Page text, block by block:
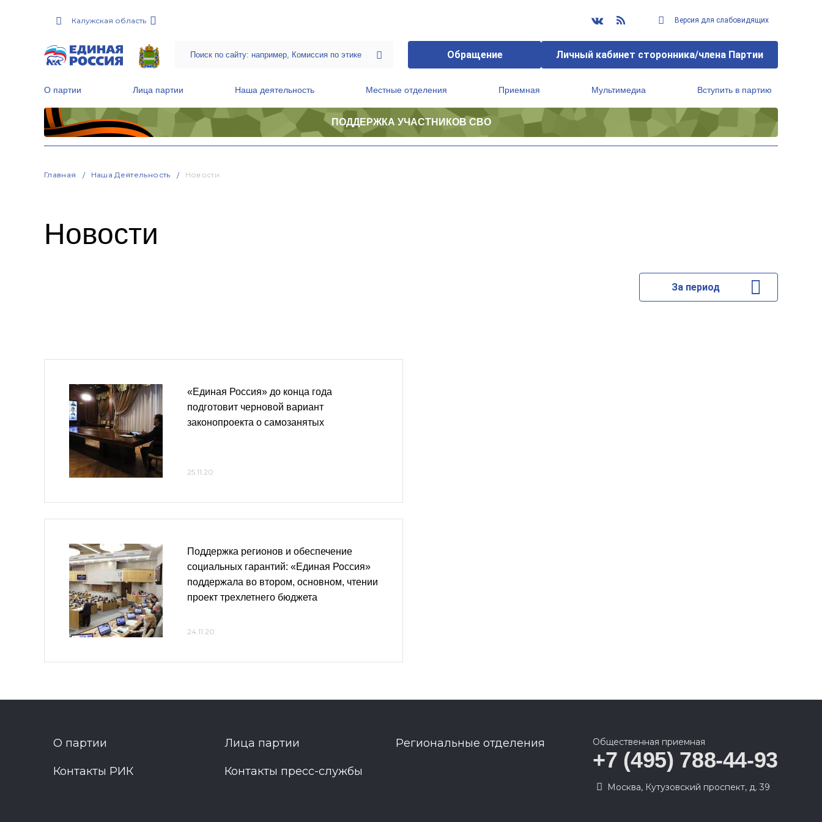
Калужская область Версия для слабовидящих
Обращение Личный кабинет сторонника/члена Партии
О партии Лица партии Наша деятельность Местные отделения Приемная Мультимедиа Вступить в партию
ПОДДЕРЖКА УЧАСТНИКОВ СВО
Главная Наша Деятельность Новости
Новости
За период
«Единая Россия» до конца года
подготовит черновой вариант
законопроекта о самозанятых
25.11.20
Поддержка регионов и обеспечение
социальных гарантий: «Единая Россия»
поддержала во втором, основном, чтении
проект трехлетнего бюджета
24.11.20
О партии Лица партии Региональные отделения
Контакты РИК Контакты пресс-службы
Общественная приемная
+7 (495) 788-44-93
Москва, Кутузовский проспект, д. 39